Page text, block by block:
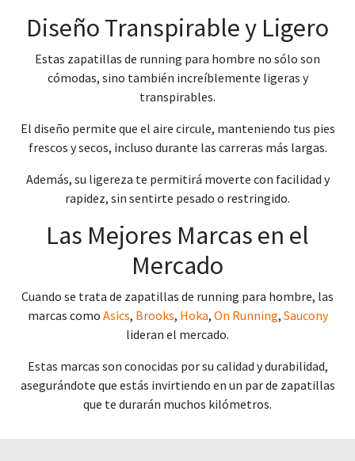
Diseño Transpirable y Ligero
Estas zapatillas de running para hombre no sólo son
cómodas, sino también increíblemente ligeras y
transpirables.
El diseño permite que el aire circule, manteniendo tus pies
frescos y secos, incluso durante las carreras más largas.
Además, su ligereza te permitirá moverte con facilidad y
rapidez, sin sentirte pesado o restringido.
Las Mejores Marcas en el
Mercado
Cuando se trata de zapatillas de running para hombre, las
marcas como Asics, Brooks, Hoka, On Running, Saucony
lideran el mercado.
Estas marcas son conocidas por su calidad y durabilidad,
asegurándote que estás invirtiendo en un par de zapatillas
que te durarán muchos kilómetros.